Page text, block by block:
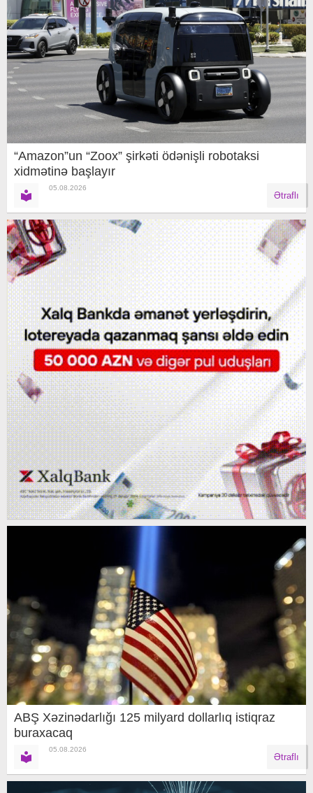
“Amazon”un “Zoox” şirkəti ödənişli robotaksi
xidmətinə başlayır
05.08.2026
Ətraflı
ABŞ Xəzinədarlığı 125 milyard dollarlıq istiqraz
buraxacaq
05.08.2026
Ətraflı